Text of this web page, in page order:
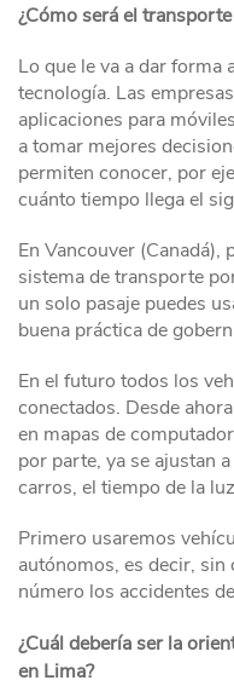
¿Cómo será el
Lo que le va a dar
tecnología. Las
aplicaciones para
a tomar mejores
permiten conocer, por
cuánto tiempo llega el
En Vancouver (Canadá),
sistema de transporte
un solo pasaje puedes
buena práctica de
En el futuro todos los
conectados. Desde
en mapas de
por parte, ya se ajustan
carros, el tiempo de la
Primero usaremos
autónomos, es decir, sin
número los accidentes
¿Cuál debería ser la
en Lima?